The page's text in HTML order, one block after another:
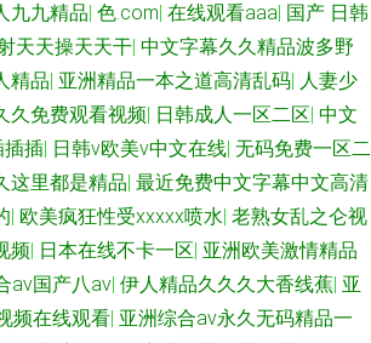
九九精品| 色.com| 在线观看aaa| 国产 日韩
天天操天天干| 中文字幕久久精品波多野
精品| 亚洲精品一本之道高清乱码| 人妻少
久免费观看视频| 日韩成人一区二区| 中文
插插| 日韩v欧美v中文在线| 无码免费一区二
这里都是精品| 最近免费中文字幕中文高清
| 欧美疯狂性受xxxxx喷水| 老熟女乱之仑视
频| 日本在线不卡一区| 亚洲欧美激情精品
av国产八av| 伊人精品久久久大香线蕉| 亚
频在线观看| 亚洲综合av永久无码精品一